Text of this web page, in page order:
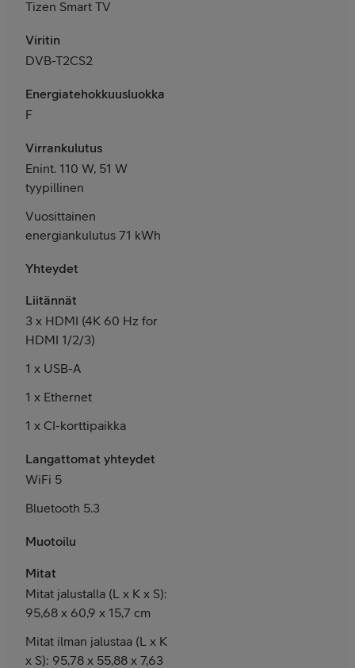
Tizen Smart TV
Viritin
DVB-T2CS2
Energiatehokkuusluokka
F
Virrankulutus
Enint. 110 W, 51 W
tyypillinen
Vuosittainen
energiankulutus 71 kWh
Yhteydet
Liitännät
3 x HDMI (4K 60 Hz for
HDMI 1/2/3)
1 x USB-A
1 x Ethernet
1 x CI-korttipaikka
Langattomat yhteydet
WiFi 5
Bluetooth 5.3
Muotoilu
Mitat
Mitat jalustalla (L x K x S):
95,68 x 60,9 x 15,7 cm
Mitat ilman jalustaa (L x K
x S): 95,78 x 55,88 x 7,63